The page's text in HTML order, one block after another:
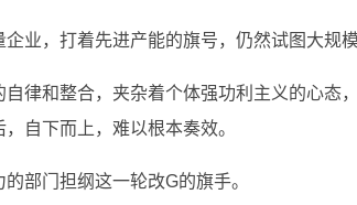
企业，打着先进产能的旗号，仍然试图大规
自律和整合，夹杂着个体强功利主义的心态
自下而上，难以根本奏效。
的部门担纲这一轮改G的旗手。